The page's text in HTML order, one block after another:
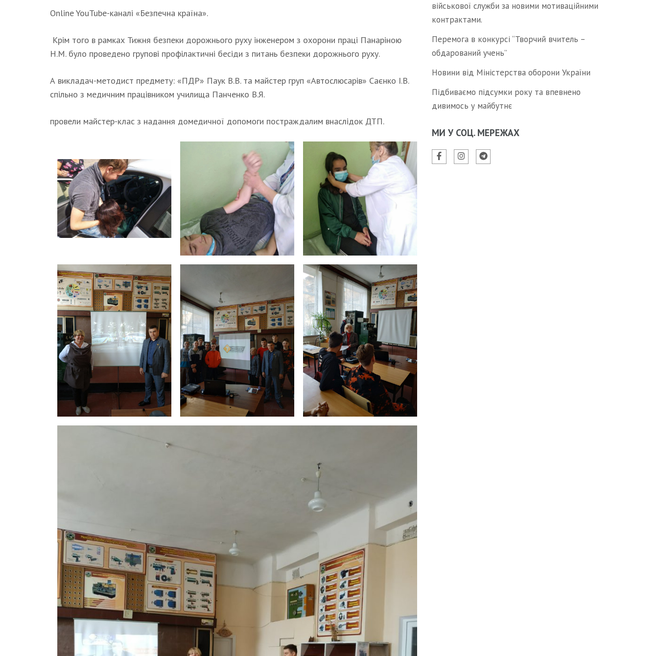
Оnline YouTube-каналі «Безпечна країна».
Крім того в рамках Тижня безпеки дорожнього руху інженером з охорони праці Панаріною
Н.М. було проведено групові профілактичні бесіди з питань безпеки дорожнього руху.
А викладач-методист предмету: «ПДР» Паук В.В. та майстер груп «Автослюсарів» Саєнко І.В.
спільно з медичним працівником училища Панченко В.Я.
провели майстер-клас з надання домедичної допомоги постраждалим внаслідок ДТП.
військової служби за новими мотиваційними
контрактами.
Перемога в конкурсі “Творчий вчитель –
обдарований учень”
Новини від Міністерства оборони України
Підбиваємо підсумки року та впевнено
дивимось у майбутнє
МИ У СОЦ. МЕРЕЖАХ